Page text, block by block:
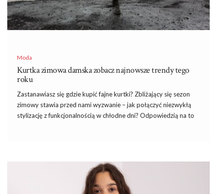
Moda
Kurtka zimowa damska zobacz najnowsze trendy tego
roku
Zastanawiasz się gdzie kupić fajne kurtki? Zbliżający się sezon
zimowy stawia przed nami wyzwanie – jak połączyć niezwykłą
stylizację z funkcjonalnością w chłodne dni? Odpowiedzią na to
różnorodności fasonów, materiałów i detali, które sprawiają, że
kurtki zimowe nie tylko chronią przed zimnem, ale również
stanowią modny akcent w sezonie niskich temperatur.